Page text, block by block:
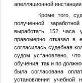
апелляционной
Кроме того,
полученной
выработать 152 часа
правомерно отказал в
согласилась судебная
судом установлено,
обучения, так и по
была согласована
установления учебной